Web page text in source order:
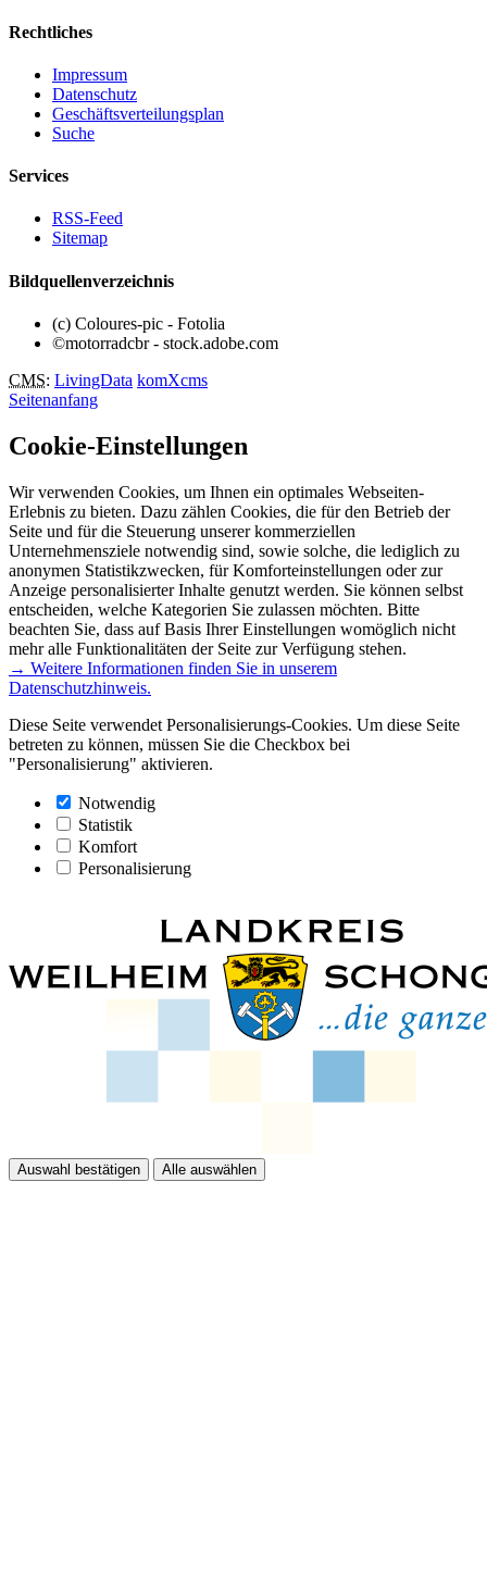
Rechtliches
Impressum
Datenschutz
Geschäftsverteilungsplan
Suche
Services
RSS-Feed
Sitemap
Bildquellenverzeichnis
(c) Coloures-pic - Fotolia
©motorradcbr - stock.adobe.com
CMS: LivingData komXcms
Seitenanfang
Cookie-Einstellungen
Wir verwenden Cookies, um Ihnen ein optimales Webseiten-
Erlebnis zu bieten. Dazu zählen Cookies, die für den Betrieb der
Seite und für die Steuerung unserer kommerziellen
Unternehmensziele notwendig sind, sowie solche, die lediglich zu
anonymen Statistikzwecken, für Komforteinstellungen oder zur
Anzeige personalisierter Inhalte genutzt werden. Sie können selbst
entscheiden, welche Kategorien Sie zulassen möchten. Bitte
beachten Sie, dass auf Basis Ihrer Einstellungen womöglich nicht
mehr alle Funktionalitäten der Seite zur Verfügung stehen.
→ Weitere Informationen finden Sie in unserem
Datenschutzhinweis.
Diese Seite verwendet Personalisierungs-Cookies. Um diese Seite
betreten zu können, müssen Sie die Checkbox bei
"Personalisierung" aktivieren.
Notwendig
Statistik
Komfort
Personalisierung
Auswahl bestätigen Alle auswählen